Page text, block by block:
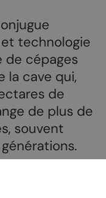
technologie
de cépages
la cave qui,
de
de plus de
souvent